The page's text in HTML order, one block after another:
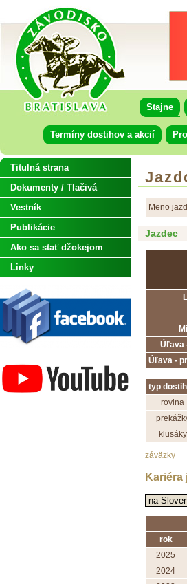
Stajne
Termíny dostihov a akcií
Meno
Jazdec
Úľava
Úľava -
typ
rovina
klusáky
záväzky
Kariéra
rok
2025
2024
Titulná strana
Dokumenty / Tlačivá
Vestník
Publikácie
Ako sa stať džokejom
Linky